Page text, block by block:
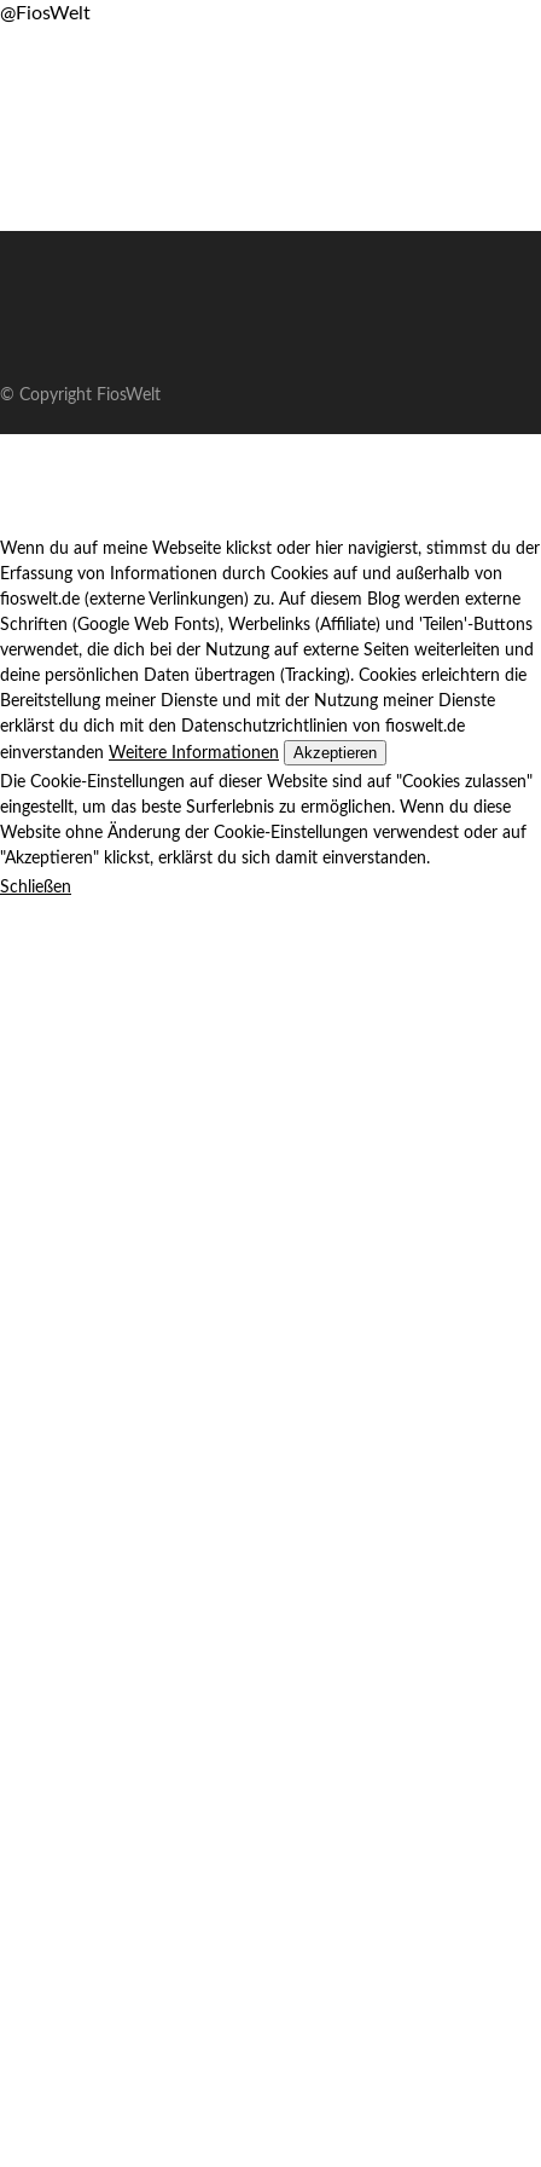
@FiosWelt
© Copyright FiosWelt
Wenn du auf meine Webseite klickst oder hier navigierst, stimmst du der
Erfassung von Informationen durch Cookies auf und außerhalb von
fioswelt.de (externe Verlinkungen) zu. Auf diesem Blog werden externe
Schriften (Google Web Fonts), Werbelinks (Affiliate) und 'Teilen'-Buttons
verwendet, die dich bei der Nutzung auf externe Seiten weiterleiten und
deine persönlichen Daten übertragen (Tracking). Cookies erleichtern die
Bereitstellung meiner Dienste und mit der Nutzung meiner Dienste
erklärst du dich mit den Datenschutzrichtlinien von fioswelt.de
einverstanden Weitere Informationen Akzeptieren
Die Cookie-Einstellungen auf dieser Website sind auf "Cookies zulassen"
eingestellt, um das beste Surferlebnis zu ermöglichen. Wenn du diese
Website ohne Änderung der Cookie-Einstellungen verwendest oder auf
"Akzeptieren" klickst, erklärst du sich damit einverstanden.
Schließen